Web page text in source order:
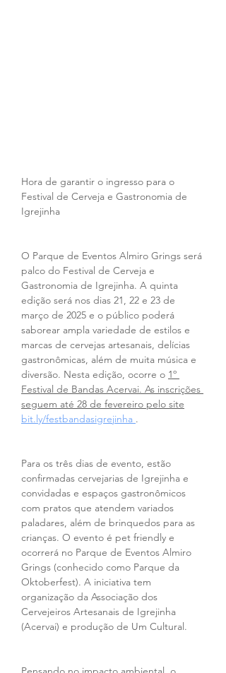
Hora de garantir o ingresso para o
Festival de Cerveja e Gastronomia de
Igrejinha
O Parque de Eventos Almiro Grings será
palco do Festival de Cerveja e
Gastronomia de Igrejinha. A quinta
edição será nos dias 21, 22 e 23 de
março de 2025 e o público poderá
saborear ampla variedade de estilos e
marcas de cervejas artesanais, delícias
gastronômicas, além de muita música e
diversão. Nesta edição, ocorre o 1º
Festival de Bandas Acervai. As inscrições
seguem até 28 de fevereiro pelo site
bit.ly/festbandasigrejinha .
Para os três dias de evento, estão
confirmadas cervejarias de Igrejinha e
convidadas e espaços gastronômicos
com pratos que atendem variados
paladares, além de brinquedos para as
crianças. O evento é pet friendly e
ocorrerá no Parque de Eventos Almiro
Grings (conhecido como Parque da
Oktoberfest). A iniciativa tem
organização da Associação dos
Cervejeiros Artesanais de Igrejinha
(Acervai) e produção de Um Cultural.